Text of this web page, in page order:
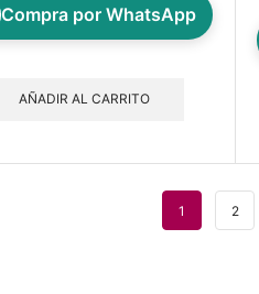
Compra por WhatsApp
AÑADIR AL CARRITO
1 2